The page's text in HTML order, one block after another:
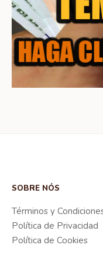
SOBRE NÓS
Términos y
Política de Privacidad
Política de Cookies